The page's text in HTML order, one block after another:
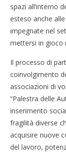
spazi all’interno
esteso anche
impegnate nel
mettersi in gioco
Il processo di
coinvolgimento
associazioni di
“Palestra delle
inserimento
fragilità diverse
acquisire nuove
del lavoro,